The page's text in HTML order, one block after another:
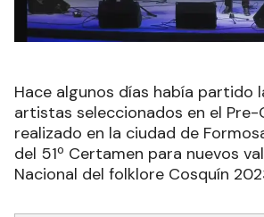
Hace algunos días había partido
artistas seleccionados en el Pre-
realizado en la ciudad de
del 51º Certamen para nuevos
Nacional del folklore Cosquín